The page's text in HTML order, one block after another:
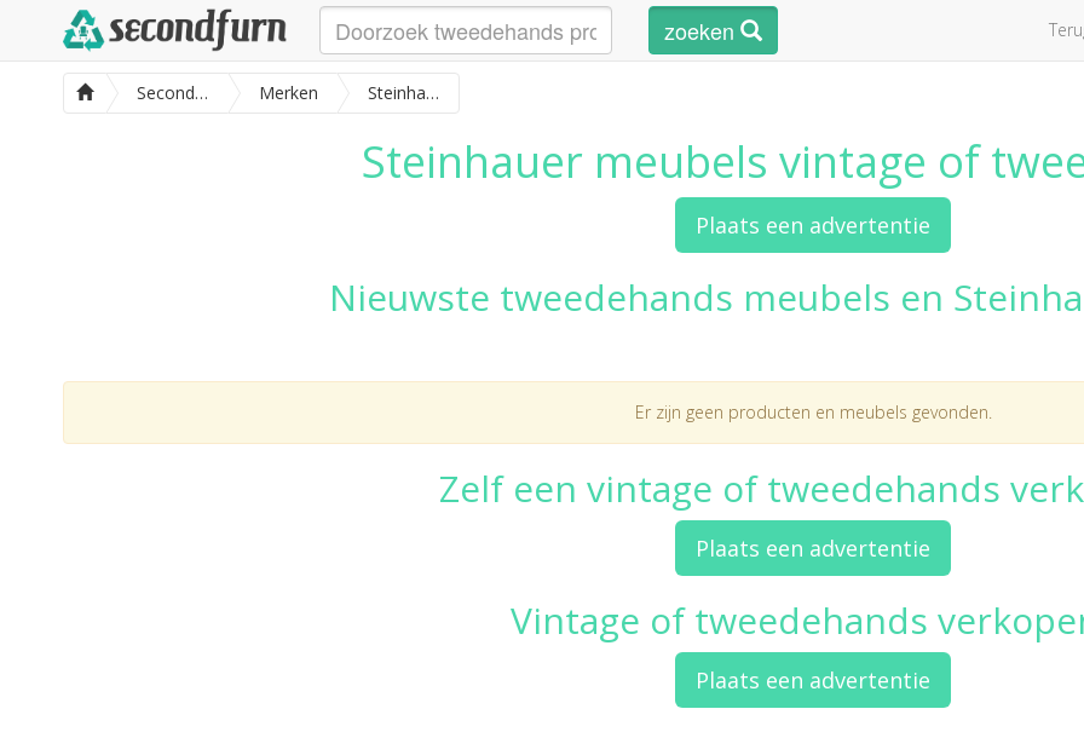
zoeken
SecondFurn Merken Steinhauer meubels
Steinhauer meubels vintage of
Plaats een advertentie
Nieuwste tweedehands meubels en
Er zijn geen producten en meubels gevonden.
Zelf een vintage of tweedehands
Plaats een advertentie
Vintage of tweedehands
Plaats een advertentie